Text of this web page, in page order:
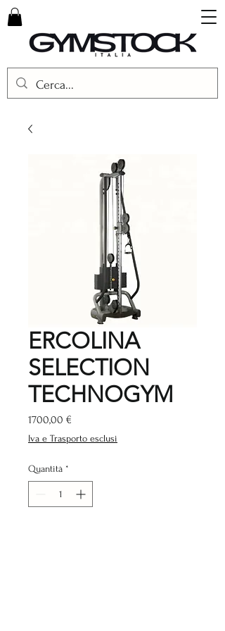
ERCOLINA
SELECTION
TECHNOGYM
1700,00 €
Iva e Trasporto esclusi
Quantità *